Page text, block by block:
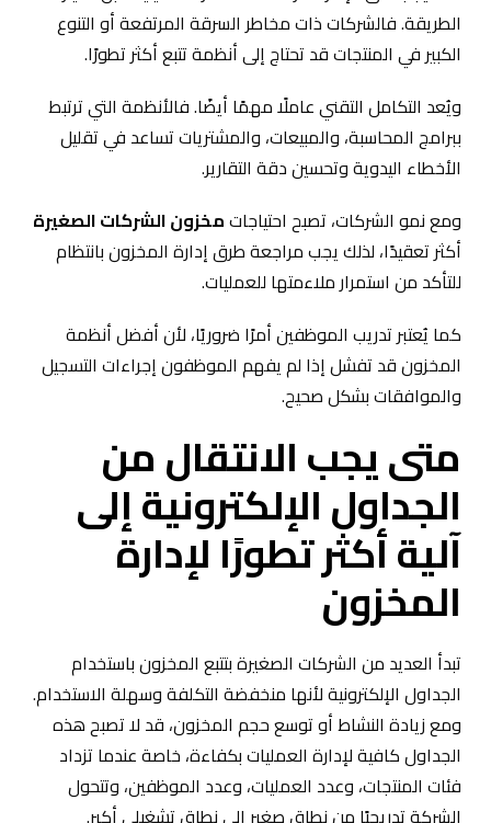
الطريقة. فالشركات ذات مخاطر السرقة المرتفعة أو التنوع
الكبير في المنتجات قد تحتاج إلى أنظمة تتبع أكثر تطورًا.
ويُعد التكامل التقني عاملًا مهمًا أيضًا. فالأنظمة التي ترتبط
ببرامج المحاسبة، والمبيعات، والمشتريات تساعد في تقليل
الأخطاء اليدوية وتحسين دقة التقارير.
ومع نمو الشركات، تصبح احتياجاتمخزون الشركات الصغيرة
أكثر تعقيدًا، لذلك يجب مراجعة طرق إدارة المخزون بانتظام
للتأكد من استمرار ملاءمتها للعمليات.
كما يُعتبر تدريب الموظفين أمرًا ضروريًا، لأن أفضل أنظمة
المخزون قد تفشل إذا لم يفهم الموظفون إجراءات التسجيل
والموافقات بشكل صحيح.
متى يجب الانتقال من
الجداول الإلكترونية إلى
آلية أكثر تطورًا لإدارة
المخزون
تبدأ العديد من الشركات الصغيرة بتتبع المخزون باستخدام
الجداول الإلكترونية لأنها منخفضة التكلفة وسهلة الاستخدام.
ومع زيادة النشاط أو توسع حجم المخزون، قد لا تصبح هذه
الجداول كافية لإدارة العمليات بكفاءة، خاصة عندما تزداد
فئات المنتجات، وعدد العمليات، وعدد الموظفين، وتتحول
الشركة تدريجيًا من نطاق صغير إلى نطاق تشغيلي أكبر.